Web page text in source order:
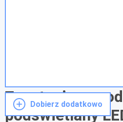
Zapytanie o
podświetlany
Dobierz dodatkowo